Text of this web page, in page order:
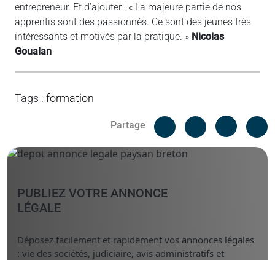
entrepreneur. Et d’ajouter : « La majeure partie de nos
apprentis sont des passionnés. Ce sont des jeunes très
intéressants et motivés par la pratique. » Nicolas
Goualan
Tags : formation
Partage
Facebook
Linked
PUBLIEZ VOTRE ANNONCE
LÉGALE
Déposez facilement et rapidement vos annonces légales
: vie des sociétés, judiciaire, avis administratifs et